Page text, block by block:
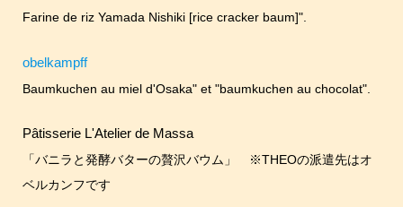
Farine de riz Yamada Nishiki [rice cracker baum]".
obelkampff
Baumkuchen au miel d'Osaka" et "baumkuchen au chocolat".
Pâtisserie L'Atelier de Massa
「バニラと発酵バターの贅沢バウム」 ※THEOの派遣先はオ
ベルカンフです